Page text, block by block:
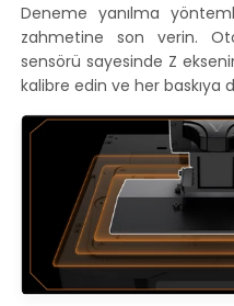
Deneme yanılma
zahmetine son verin.
sensörü sayesinde Z
kalibre edin ve her baskıya